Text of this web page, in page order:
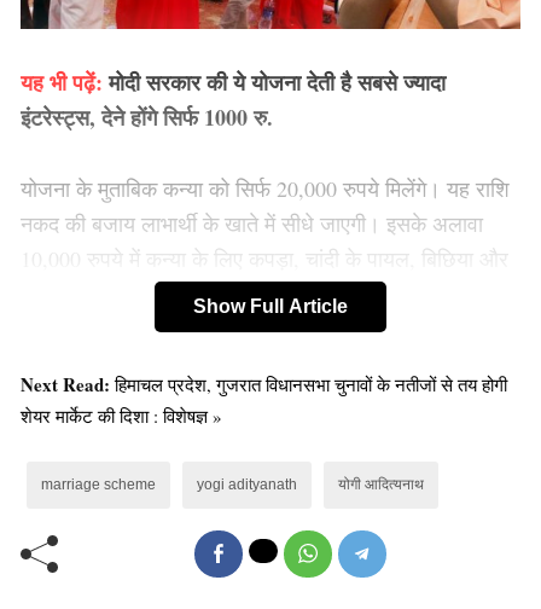
यह भी पढ़ें:मोदी सरकार की ये योजना देती है सबसे ज्यादा
इंटरेस्ट्स, देने होंगे सिर्फ 1000 रु.
योजना के मुताबिक कन्या को सिर्फ 20,000 रुपये मिलेंगे। यह राशि
नकद की बजाय लाभार्थी के खाते में सीधे जाएगी। इसके अलावा
10,000 रुपये में कन्या के लिए कपड़ा, चांदी के पायल, बिछिया और
सात बर्तन दिए जाएंगे। वाराणसी के जिला समाज कल्याण अधिकारी
आरके यादव ने बताया कि जरूरतमंदों को सामूहिक शादी अनुदान
यहां देखें प्रधानमंत्री ग्रामीण आवास (PMAY)
Show Full Article
Next Read:हिमाचल प्रदेश, गुजरात विधानसभा चुनावों के नतीजों से तय होगी
शेयर मार्केट की दिशा : विशेषज्ञ »
marriage scheme yogi adityanath योगी आदित्यनाथ